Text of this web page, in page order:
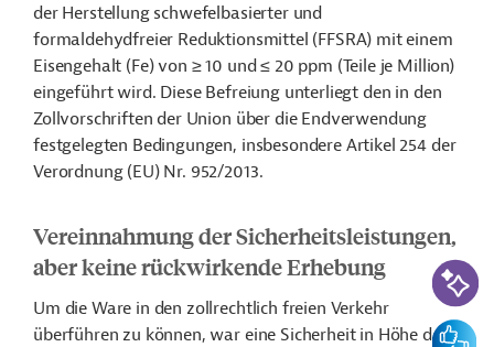
der Herstellung schwefelbasierter und
formaldehydfreier Reduktionsmittel (FFSRA) mit einem
Eisengehalt (Fe) von ≥ 10 und ≤ 20 ppm (Teile je Million)
eingeführt wird. Diese Befreiung unterliegt den in den
Zollvorschriften der Union über die Endverwendung
festgelegten Bedingungen, insbesondere Artikel 254 der
Verordnung (EU) Nr. 952/2013.
Vereinnahmung der Sicherheitsleistungen,
aber keine rückwirkende Erhebung
Um die Ware in den zollrechtlich freien Verkehr
überführen zu können, war eine Sicherheit in Höhe des
KI-